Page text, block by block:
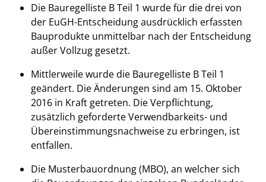
Die Bauregelliste B Teil 1 wurde für die drei von
der EuGH-Entscheidung ausdrücklich erfassten
Bauprodukte unmittelbar nach der Entscheidung
außer Vollzug gesetzt.
Mittlerweile wurde die Bauregelliste B Teil 1
geändert. Die Änderungen sind am 15. Oktober
2016 in Kraft getreten. Die Verpflichtung,
zusätzlich geforderte Verwendbarkeits- und
Übereinstimmungsnachweise zu erbringen, ist
entfallen.
Die Musterbauordnung (MBO), an welcher sich